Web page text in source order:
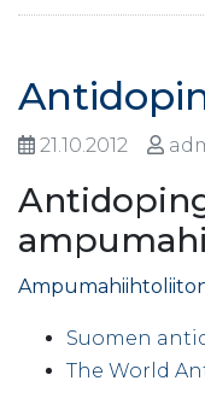
21.10.2012
Suomen
The World